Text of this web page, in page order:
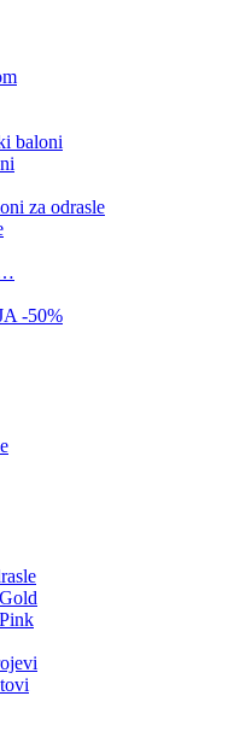
baloni
za odrasle
-50%